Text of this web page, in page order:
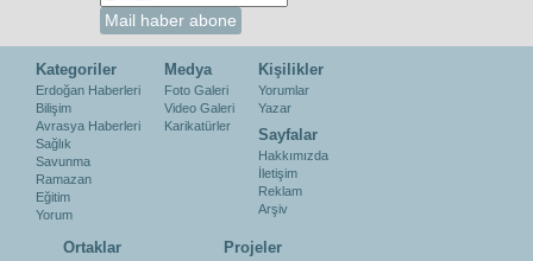
Kategoriler
Erdoğan Haberleri
Bilişim
Avrasya Haberleri
Sağlık
Savunma
Ramazan
Eğitim
Yorum
Medya
Foto Galeri
Video Galeri
Karikatürler
Kişilikler
Yorumlar
Yazar
Sayfalar
Hakkımızda
İletişim
Reklam
Arşiv
Ortaklar Projeler